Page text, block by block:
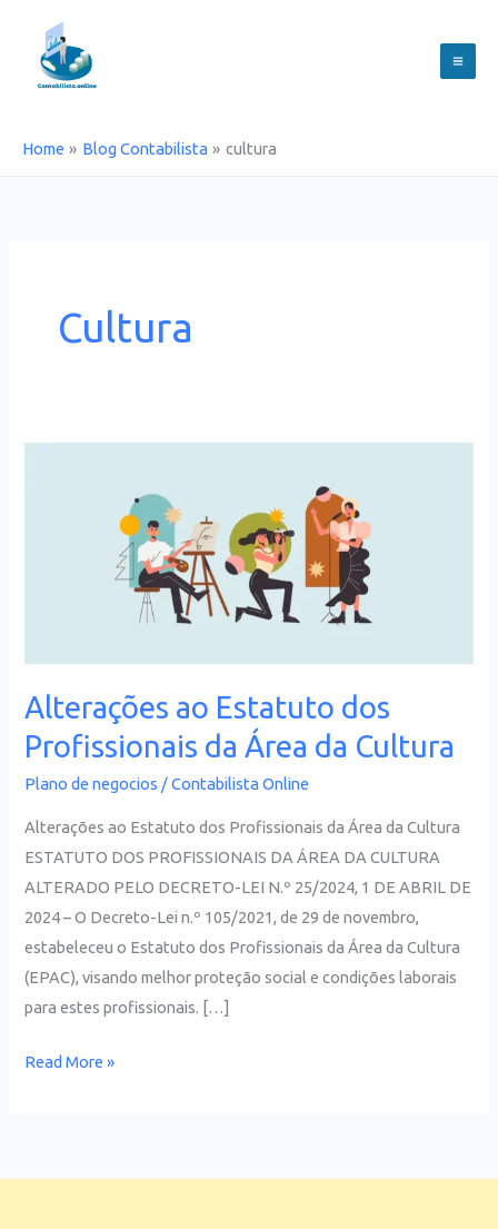
content
Home Blog Contabilista cultura
Cultura
Alterações ao Estatuto dos
Profissionais da Área da Cultura
Plano de negocios /Contabilista Online
Alterações ao Estatuto dos Profissionais da Área da Cultura
ESTATUTO DOS PROFISSIONAIS DA ÁREA DA CULTURA
ALTERADO PELO DECRETO-LEI N.º 25/2024, 1 DE ABRIL DE
2024 – O Decreto-Lei n.º 105/2021, de 29 de novembro,
estabeleceu o Estatuto dos Profissionais da Área da Cultura
(EPAC), visando melhor proteção social e condições laborais
para estes profissionais. […]
Profissionais
da
Cultura
Read More »